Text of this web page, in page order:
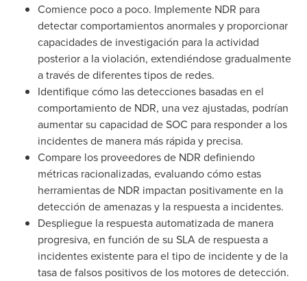
Comience poco a poco. Implemente NDR para
detectar comportamientos anormales y proporcionar
capacidades de investigación para la actividad
posterior a la violación, extendiéndose gradualmente
a través de diferentes tipos de redes.
Identifique cómo las detecciones basadas en el
comportamiento de NDR, una vez ajustadas, podrían
aumentar su capacidad de SOC para responder a los
incidentes de manera más rápida y precisa.
Compare los proveedores de NDR definiendo
métricas racionalizadas, evaluando cómo estas
herramientas de NDR impactan positivamente en la
detección de amenazas y la respuesta a incidentes.
Despliegue la respuesta automatizada de manera
progresiva, en función de su SLA de respuesta a
incidentes existente para el tipo de incidente y de la
tasa de falsos positivos de los motores de detección.